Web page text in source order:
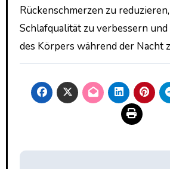
Rückenschmerzen zu
Schlafqualität zu verbessern
des Körpers während der Nacht